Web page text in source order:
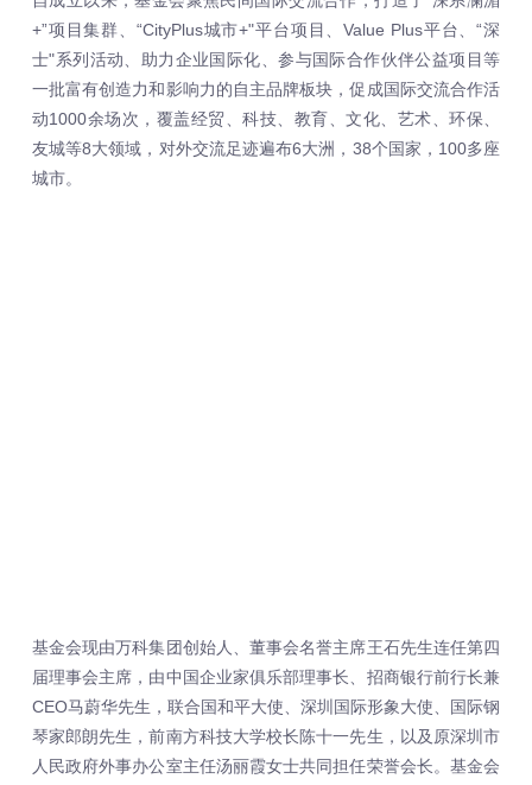
+”项目集群、“CityPlus城市+"平台项目、Value Plus平台、“深
士"系列活动、助力企业国际化、参与国际合作伙伴公益项目等
一批富有创造力和影响力的自主品牌板块，促成国际交流合作活
动1000余场次，覆盖经贸、科技、教育、文化、艺术、环保、
友城等8大领域，对外交流足迹遍布6大洲，38个国家，100多座
城市。
基金会现由万科集团创始人、董事会名誉主席王石先生连任第四
届理事会主席，由中国企业家俱乐部理事长、招商银行前行长兼
CEO马蔚华先生，联合国和平大使、深圳国际形象大使、国际钢
琴家郎朗先生，前南方科技大学校长陈十一先生，以及原深圳市
人民政府外事办公室主任汤丽霞女士共同担任荣誉会长。基金会